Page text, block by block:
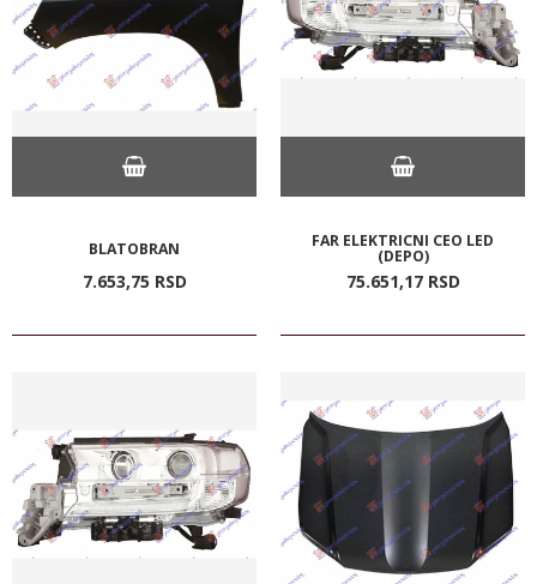
BLATOBRAN
7.653,75 RSD
FAR ELEKTRICNI CEO LED
(DEPO)
75.651,17 RSD